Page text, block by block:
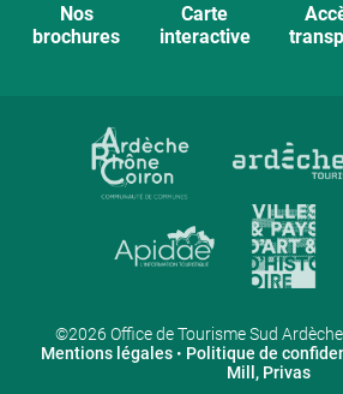
Nos
brochures
Carte
interactive
©2026 Office de Tourisme Sud
Mentions légales • Politique de
Mill, Privas